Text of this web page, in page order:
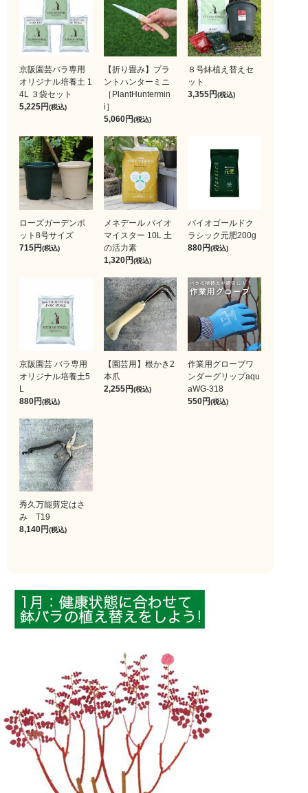
京阪園芸バラ専用
オリジナル培養土 1
4L ３袋セット
5,225
(税込)
【折り畳み】プラ
ントハンターミニ
［PlantHuntermin
i］
5,060
(税込)
８号鉢植え替えセ
ット
3,355
(税込)
ローズガーデンポ
ット8号サイズ
715
(税込)
メネデール バイオ
マイスター 10L 土
の活力素
1,320
(税込)
バイオゴールドク
ラシック元肥200g
880
(税込)
京阪園芸 バラ専用
オリジナル培養土5
L
880
(税込)
【園芸用】根かき2
本爪
2,255
(税込)
作業用グローブワ
ンダーグリップaqu
aWG-318
550
(税込)
秀久万能剪定はさ
み T19
8,140
(税込)